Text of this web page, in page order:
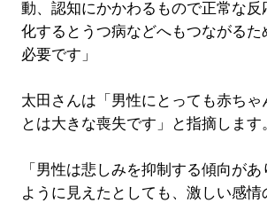
動、認知にかかわるもので正常な反
化するとうつ病などへもつながるた
必要です」
太田さんは「男性にとっても赤ちゃ
とは大きな喪失です」と指摘します
「男性は悲しみを抑制する傾向が
ように見えたとしても、激しい感情